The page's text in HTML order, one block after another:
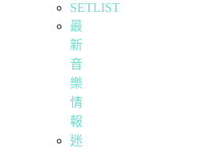
SETLIST
最
新
音
樂
情
報
迷